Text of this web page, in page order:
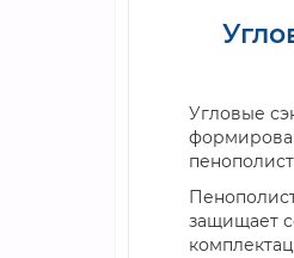
Угловые
защищает